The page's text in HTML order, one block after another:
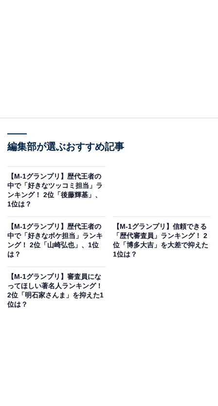
編集部が選ぶおすすめ記事
【M-1グランプリ】歴代王者の
中で「好きなツッコミ担当」ラ
ンキング！ 2位「後藤輝基」、
1位は？
【M-1グランプリ】歴代王者の
中で「好きなボケ担当」ランキ
ング！ 2位「山崎弘也」、1位
は？
【M-1グランプリ】信頼できる
「歴代審査員」ランキング！ 2
位「博多大吉」を大差で抑えた
1位は？
【M-1グランプリ】審査員にな
ってほしい著名人ランキング！
2位「明石家さんま」を抑えた1
位は？